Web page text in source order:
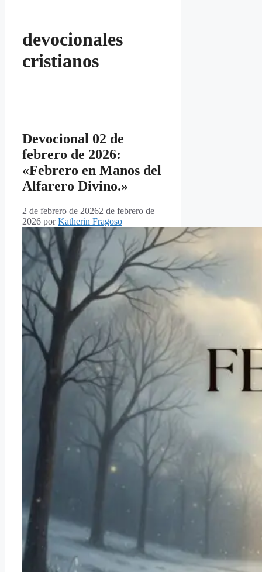
devocionales
cristianos
Devocional 02 de
febrero de 2026:
«Febrero en Manos del
Alfarero Divino.»
2 de febrero de 20262 de febrero de
2026 porKatherin Fragoso